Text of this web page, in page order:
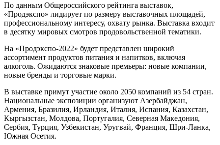
По данным Общероссийского рейтинга выставок,
«Продэкспо» лидирует по размеру выставочных площадей,
профессиональному интересу, охвату рынка. Выставка входит
в десятку мировых смотров продовольственной тематики.
На «Продэкспо-2022» будет представлен широкий
ассортимент продуктов питания и напитков, включая
алкоголь. Ожидаются знаковые премьеры: новые компании,
новые бренды и торговые марки.
В выставке примут участие около 2050 компаний из 54 стран.
Национальные экспозиции организуют Азербайджан,
Армения, Бразилия, Ирландия, Италия, Испания, Казахстан,
Кыргызстан, Молдова, Португалия, Северная Македония,
Сербия, Турция, Узбекистан, Уругвай, Франция, Шри-Ланка,
Южная Осетия.